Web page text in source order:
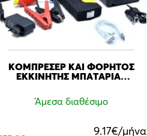
ΚΟΜΠΡΕΣΕΡ ΚΑΙ ΦΟΡΗΤΟΣ
ΕΚΚΙΝΗΤΗΣ ΜΠΑΤΑΡΙΑΣ
BANK / USB / ΦΑΚΟ
ΠΟΛΛΑΠΛΩΝ
ΕΞΑΡΤΗΜΑΤΑ ΚΑΙ ΒΑΛΙΤΣΑ
Άμεσα διαθέσιμο
9.17€/μήνα